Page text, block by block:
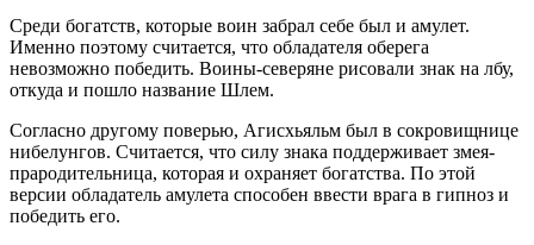
Среди богатств, которые воин забрал себе был и амулет.
Именно поэтому считается, что обладателя оберега
невозможно победить. Воины-северяне рисовали знак на лбу,
откуда и пошло название Шлем.
Согласно другому поверью, Агисхьяльм был в сокровищнице
нибелунгов. Считается, что силу знака поддерживает змея-
прародительница, которая и охраняет богатства. По этой
версии обладатель амулета способен ввести врага в гипноз и
победить его.